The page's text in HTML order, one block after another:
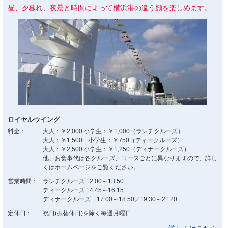
昼、夕暮れ、夜景と時間によって横浜港の違う顔を楽しめます。
ロイヤルウイング
料金：
大人：￥2,000 小学生：￥1,000（ランチクルーズ）
大人：￥1,500 小学生：￥750（ティークルーズ）
大人：￥2,500 小学生：￥1,250（ディナークルーズ）
他、お食事代は各クルーズ、コースごとに異なりますので、詳し
くはホームページをご覧ください。
営業時間：
ランチクルーズ 12:00～13:50
ティークルーズ 14:45～16:15
ディナークルーズ 17:00～18:50／19:30～21:20
定休日：
祝日(振替休日)を除く毎週月曜日